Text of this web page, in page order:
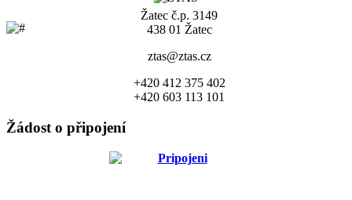
Žatec č.p. 3149
438 01 Žatec
ztas@ztas.cz
+420 412 375 402
+420 603 113 101
Žádost o připojení